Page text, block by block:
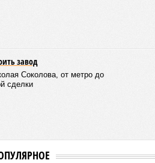
завод
Соколова, от метро до
сделки